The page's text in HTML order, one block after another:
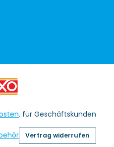
. für Geschäftskunden
Vertrag widerrufen